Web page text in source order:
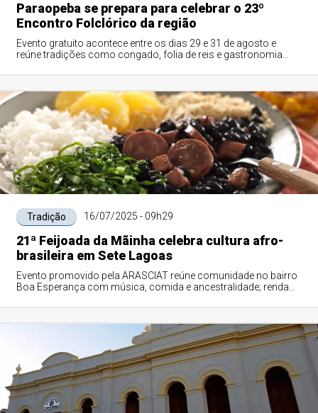
Paraopeba se prepara para celebrar o 23º
Encontro Folclórico da região
Evento gratuito acontece entre os dias 29 e 31 de agosto e
reúne tradições como congado, folia de reis e gastronomia
Tradição 16/07/2025 - 09h29
21ª Feijoada da Mãinha celebra cultura afro-
brasileira em Sete Lagoas
Evento promovido pela ARASCIAT reúne comunidade no bairro
Boa Esperança com música, comida e ancestralidade; renda